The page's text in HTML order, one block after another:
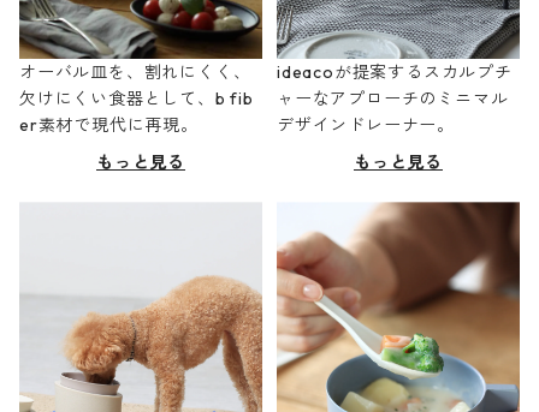
オーバル皿を、割れにくく、
欠けにくい食器として、b fib
er素材で現代に再現。
もっと見る
ideacoが提案するスカルプチ
ャーなアプローチのミニマル
デザインドレーナー。
もっと見る